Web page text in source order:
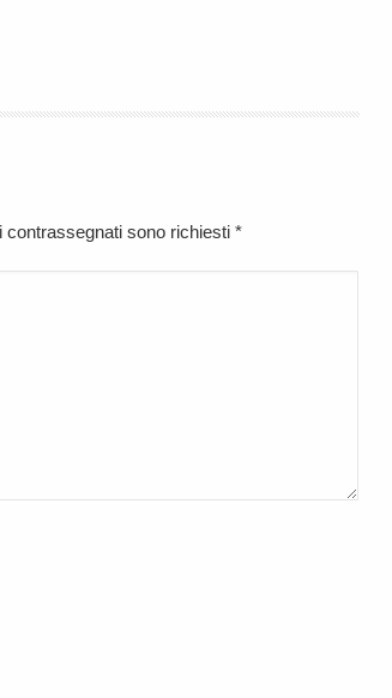
sono richiesti *